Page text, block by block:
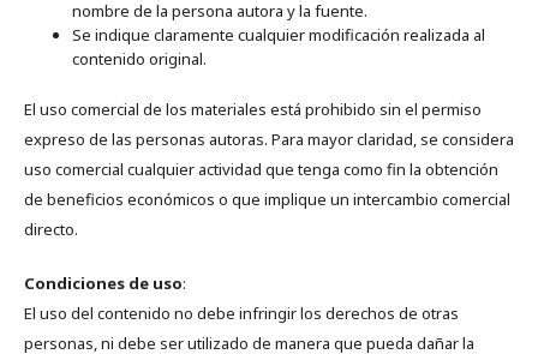
nombre de la persona autora y la fuente.
Se indique claramente cualquier modificación realizada al
contenido original.
El uso comercial de los materiales está prohibido sin el permiso
expreso de las personas autoras. Para mayor claridad, se considera
uso comercial cualquier actividad que tenga como fin la obtención
de beneficios económicos o que implique un intercambio comercial
directo.
Condiciones de uso:
El uso del contenido no debe infringir los derechos de otras
personas, ni debe ser utilizado de manera que pueda dañar la